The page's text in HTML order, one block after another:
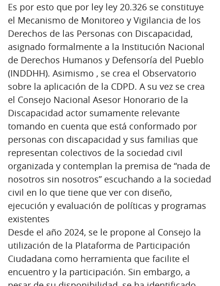
Es por esto que por ley ley 20.326 se constituye
el Mecanismo de Monitoreo y Vigilancia de los
Derechos de las Personas con Discapacidad,
asignado formalmente a la Institución Nacional
de Derechos Humanos y Defensoría del Pueblo
(INDDHH). Asimismo , se crea el Observatorio
sobre la aplicación de la CDPD. A su vez se crea
el Consejo Nacional Asesor Honorario de la
Discapacidad actor sumamente relevante
tomando en cuenta que está conformado por
personas con discapacidad y sus familias que
representan colectivos de la sociedad civil
organizada y contemplan la premisa de “nada de
nosotros sin nosotros” escuchando a la sociedad
civil en lo que tiene que ver con diseño,
ejecución y evaluación de políticas y programas
existentes
Desde el año 2024, se le propone al Consejo la
utilización de la Plataforma de Participación
Ciudadana como herramienta que facilite el
encuentro y la participación. Sin embargo, a